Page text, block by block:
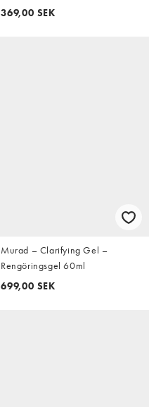
Kroppsrengöring, 250ml
369,00 SEK
Murad – Clarifying Gel –
Rengöringsgel 60ml
699,00 SEK